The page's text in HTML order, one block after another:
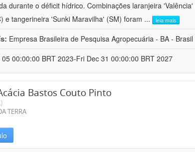
durante o déficit hídrico. Combinações laranjeira
e tangerineira 'Sunki Maravilha' (SM) foram ... leia mais
Empresa Brasileira de Pesquisa Agropecuária - BA - Brasil
05 00:00:00 BRT 2023-Fri Dec 31 00:00:00 BRT 2027
Bastos Couto Pinto
TERRA